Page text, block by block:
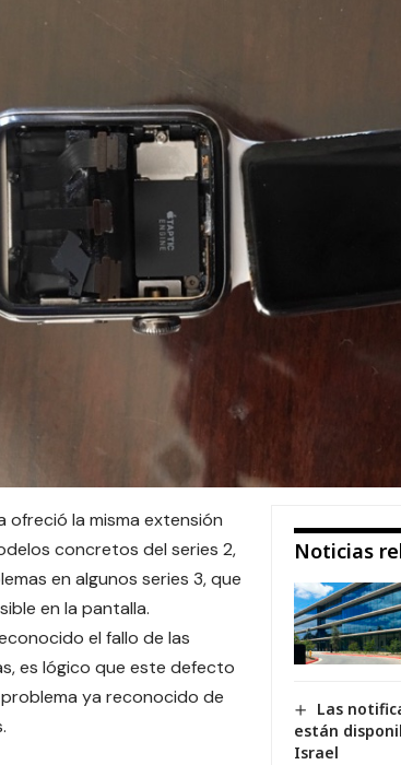
Noticias
Las
están
Israel
ofreció la misma extensión
concretos del series 2,
en algunos series 3, que
en la pantalla.
el fallo de las
es lógico que este defecto
ya reconocido de